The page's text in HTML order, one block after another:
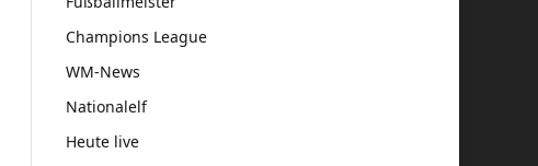
Champions League
WM-News
Nationalelf
Heute live